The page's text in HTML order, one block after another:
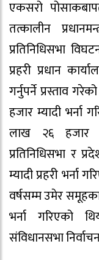
एकसरो
तत्कालीन
प्रतिनिधिसभा
प्रहरी प्रधान
गर्नुपर्ने प्रस्ताव
हजार म्यादी भर्ना
लाख २६ हजार
प्रतिनिधिसभा र
म्यादी प्रहरी भर्ना
वर्षसम्म उमेर
भर्ना गरिएको
संविधानसभा